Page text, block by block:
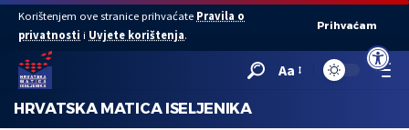
Open
Korištenjem ove stranice prihvaćate Pravila o
privatnosti i Uvjete korištenja.
Prihvaćam
Aa
HRVATSKA MATICA ISELJENIKA